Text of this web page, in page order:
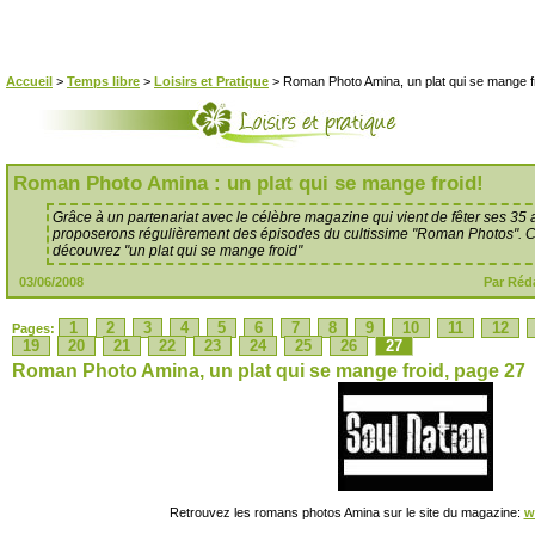
Accueil > Temps libre > Loisirs et Pratique > Roman Photo Amina, un plat qui se mange
Roman Photo Amina : un plat qui se mange froid!
Grâce à un partenariat avec le célèbre magazine qui vient de fêter ses 35
proposerons régulièrement des épisodes du cultissime "Roman Photos".
découvrez "un plat qui se mange froid"
03/06/2008 Par
Pages: 1 2 3 4 5 6 7 8 9 10 11 12
19
20 21 22 23 24 25 26 27
Roman Photo Amina, un plat qui se mange froid, page 27
Retrouvez les romans photos Amina sur le site du magazine: